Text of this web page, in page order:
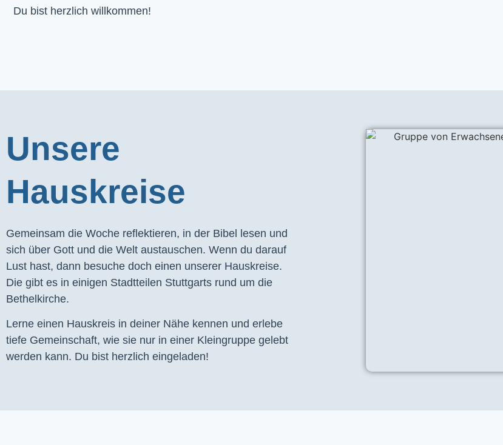
Du bist herzlich willkommen!
Unsere
Hauskreise
Gemeinsam die Woche reflektieren, in der Bibel lesen und
sich über Gott und die Welt austauschen. Wenn du darauf
Lust hast, dann besuche doch einen unserer Hauskreise.
Die gibt es in einigen Stadtteilen Stuttgarts rund um die
Bethelkirche.
Lerne einen Hauskreis in deiner Nähe kennen und erlebe
tiefe Gemeinschaft, wie sie nur in einer Kleingruppe gelebt
werden kann. Du bist herzlich eingeladen!